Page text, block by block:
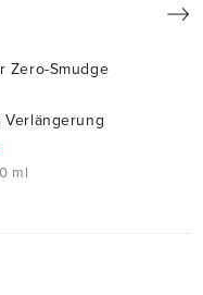
Zero-Smudge
Verlängerung
ml